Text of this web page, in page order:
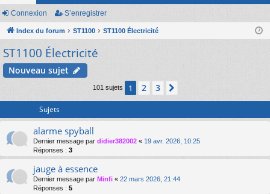
or
u
m
e
sit
e
nr
r
Connexion S’enregistrer
Index du forum ST1100 ST1100 Électricité
ST1100 Électricité
Nouveau sujet
101 sujets 1 2 3
Sujets
alarme spyball
Dernier message par didier382002 « 19 avr. 2026, 10:25
Réponses : 3
jauge à essence
Dernier message par Minfi « 22 mars 2026, 21:44
Réponses : 5